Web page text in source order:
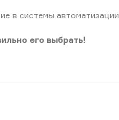
в системы автоматизации.
его выбрать!